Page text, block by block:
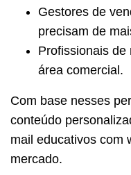
Gestores de
precisam de
Profissionais de
área comercial.
Com base nesses
conteúdo
mail educativos com
mercado.